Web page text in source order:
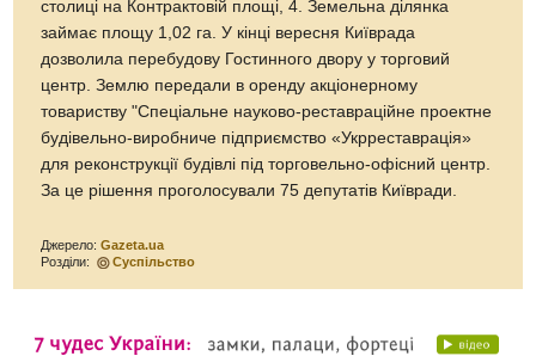
столиці на Контрактовій площі, 4. Земельна ділянка
займає площу 1,02 га. У кінці вересня Київрада
дозволила перебудову Гостинного двору у торговий
центр. Землю передали в оренду акціонерному
товариству "Спеціальне науково-реставраційне проектне
будівельно-виробниче підприємство «Укрреставрація»
для реконструкції будівлі під торговельно-офісний центр.
За це рішення проголосували 75 депутатів Київради.
Джерело:Gazeta.ua
Розділи:
Суспільство